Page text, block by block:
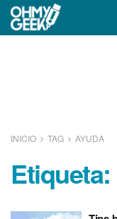
INICIO TAG AYUDA
Etiqueta: